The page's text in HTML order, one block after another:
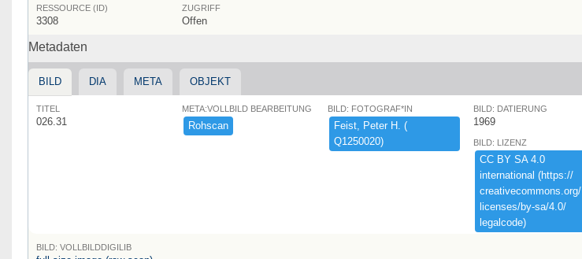
RESSOURCE (ID)
3308
ZUGRIFF
Offen
Metadaten
BILD DIA META OBJEKT
TITEL
026.31
META:VOLLBILD BEARBEITUNG
Rohscan
BILD: FOTOGRAF*IN
Feist,​ ​Peter ​H.​ ​(​
Q1250020)​
BILD: DATIERUNG
1969
BILD: LIZENZ
CC ​BY ​SA ​4.​0 ​
international ​(​https:​/​/​
creativecommons.​org/​
licenses/​by-​sa/​4.​0/​
legalcode)​
BILD: VOLLBILDDIGILIB